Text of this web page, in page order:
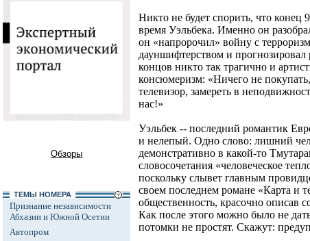
Обзоры
ТЕМЫ НОМЕРА
Признание независимости
Абхазии и Южной Осетии
Автопром
Никто не будет спорить, что конец
время Уэльбека. Именно он
он «напророчил» войну с
дауншифтерством и
концов никто так трагично и
консюмеризм: «Ничего не
телевизор, замереть в
нас!»
Уэльбек -- последний романтик
и нелепый. Одно слово: лишний
демонстративно в какой-то
словосочетания «человеческое
поскольку слывет главным
своем последнем романе «Карта и
общественность, красочно описав
Как после этого можно было не
потомки не простят. Скажут: